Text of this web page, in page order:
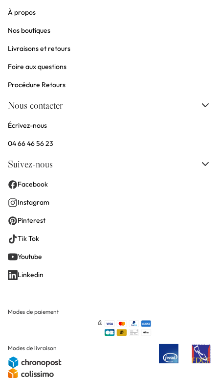
À propos
Nos boutiques
Livraisons et retours
Foire aux questions
Procédure Retours
Nous contacter
Écrivez-nous
04 66 46 56 23
Suivez-nous
Facebook
Instagram
Pinterest
Tik Tok
Youtube
Linkedin
Modes de paiement
Modes de livraison